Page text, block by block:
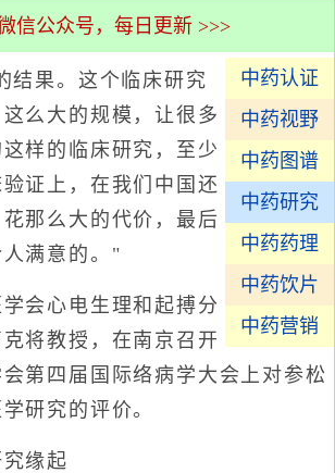
信公众号，每日更新 >>>
中药认证
中药视野
中药图谱
中药研究
中药药理
中药饮片
中药营销
果。这个临床研究
么大的规模，让很多
样的临床研究，至少
证上，在我们中国还
那么大的代价，最后
满意的。"
心电生理和起搏分
将教授，在南京召开
第四届国际络病学大会上对参松
研究的评价。
缘起